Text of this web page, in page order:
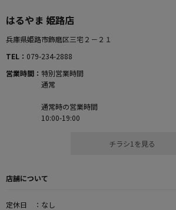
はるやま 姫路店
兵庫県姫路市飾磨区三宅２－２１
TEL
079-234-2888
営業時間
特別営業時間
通常
通常時の営業時間
10:00-19:00
チラシ1を見る
店舗について
定休日 ：なし